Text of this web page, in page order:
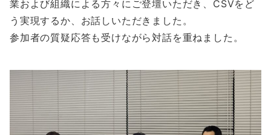
業および組織による方々にご登壇いただき、CSVをど
う実現するか、お話しいただきました。
参加者の質疑応答も受けながら対話を重ねました。